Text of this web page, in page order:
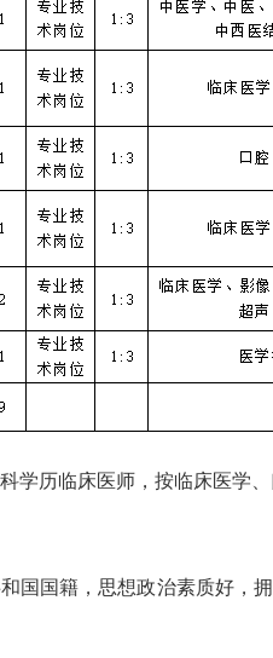
学历临床医师，按临床医学
和国国籍，思想政治素质好